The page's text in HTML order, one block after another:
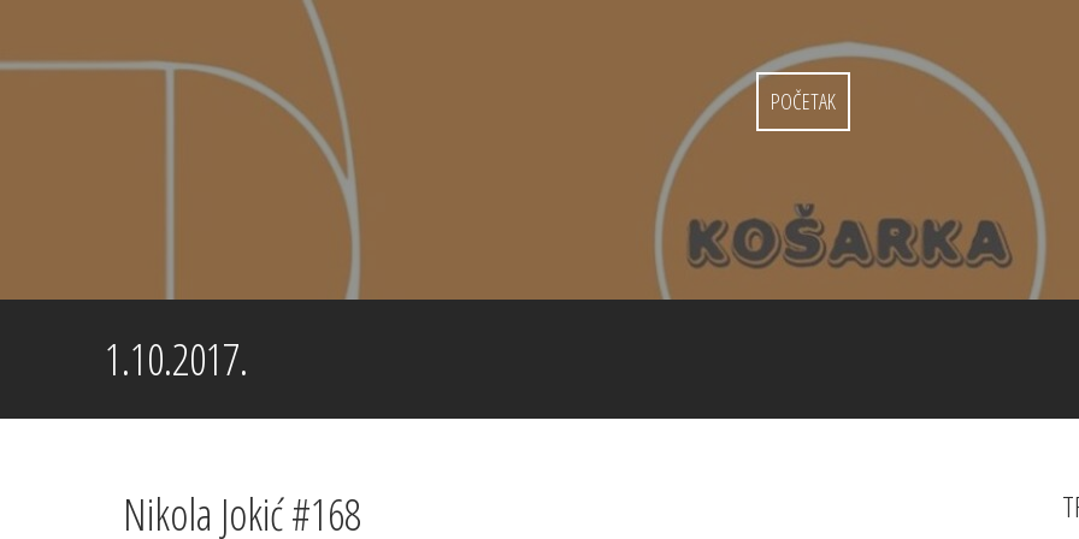
content
POČETAK
1.10.2017.
Nikola Jokić #168